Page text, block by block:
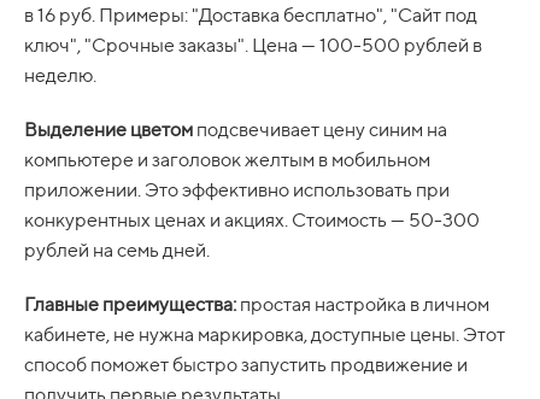
в 16 руб. Примеры: "Доставка бесплатно", "Сайт под
ключ", "Срочные заказы". Цена — 100-500 рублей в
неделю.
Выделение цветом подсвечивает цену синим на
компьютере и заголовок желтым в мобильном
приложении. Это эффективно использовать при
конкурентных ценах и акциях. Стоимость — 50-300
рублей на семь дней.
Главные преимущества: простая настройка в личном
кабинете, не нужна маркировка, доступные цены. Этот
способ поможет быстро запустить продвижение и